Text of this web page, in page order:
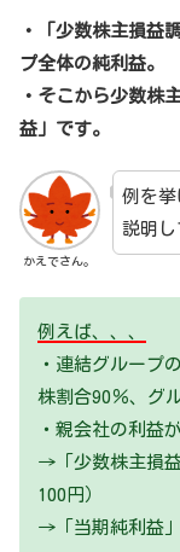
・「少数株主損益
プ全体の純利益。
・そこから少数株
益」です。
かえでさん。
例を挙
説明し
例えば、、、
・連結グループ
株割合90％、グ
・親会社の利益
→「少数株主損
100円）
→「当期純利益